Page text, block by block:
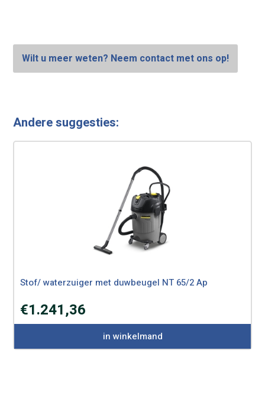
Wilt u meer weten? Neem contact met ons op!
Andere suggesties:
Stof/ waterzuiger met duwbeugel NT 65/2 Ap
€1.241,36
in winkelmand